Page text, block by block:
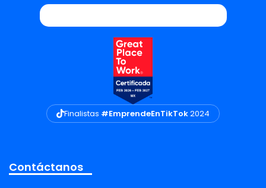
Finalistas #EmprendeEnTikTok2024
Contáctanos